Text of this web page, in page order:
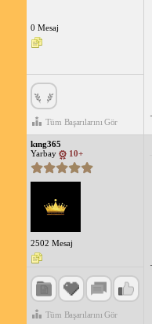
0 Mesaj
Tüm Başarılarını Gör
kıng365
Yarbay
10+
2502 Mesaj
Tüm Başarılarını Gör